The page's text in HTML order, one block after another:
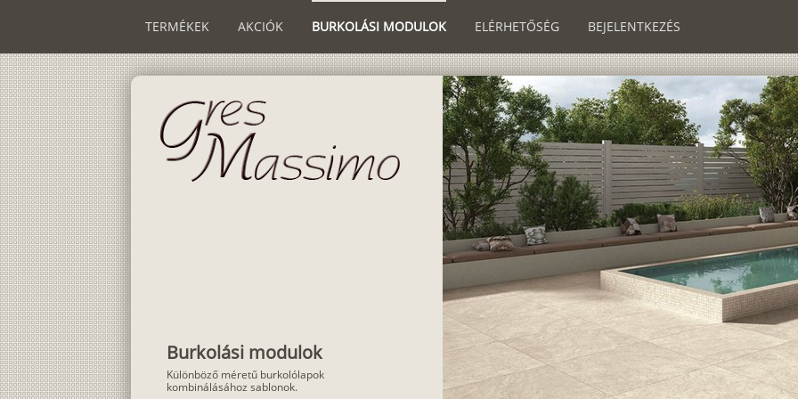
TERMÉKEK AKCIÓK BURKOLÁSI MODULOK ELÉRHETŐSÉG BEJELENTKEZÉS
Burkolási modulok
Különböző méretű burkolólapok
kombinálásához sablonok.